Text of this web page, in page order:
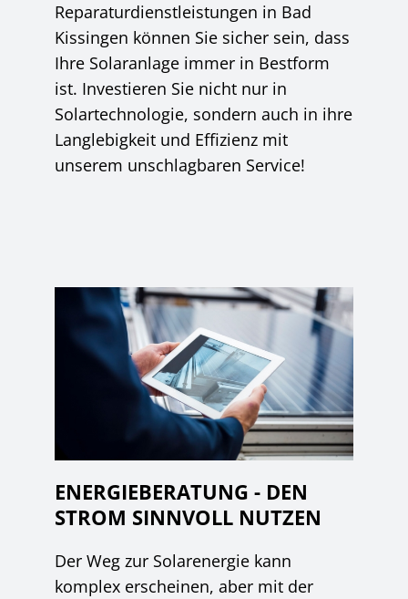
Reparaturdienstleistungen in Bad
Kissingen können Sie sicher sein, dass
Ihre Solaranlage immer in Bestform
ist. Investieren Sie nicht nur in
Solartechnologie, sondern auch in ihre
Langlebigkeit und Effizienz mit
unserem unschlagbaren Service!
ENERGIEBERATUNG - DEN
STROM SINNVOLL NUTZEN
Der Weg zur Solarenergie kann
komplex erscheinen, aber mit der